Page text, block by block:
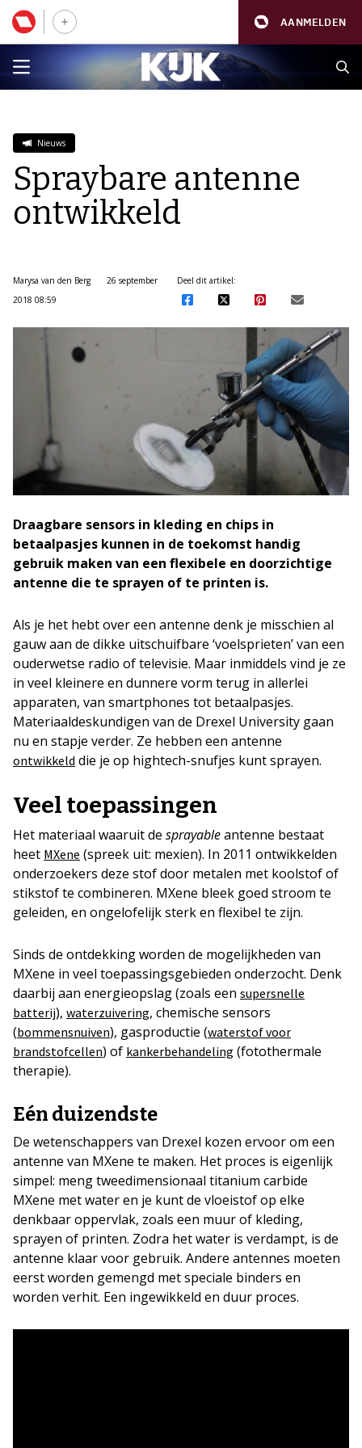
AANMELDEN
Nieuws
Spraybare antenne
ontwikkeld
Marysa van den Berg
26 september
2018 08:59
Deel dit artikel:
Draagbare sensors in kleding en chips in
betaalpasjes kunnen in de toekomst handig
gebruik maken van een flexibele en doorzichtige
antenne die te sprayen of te printen is.
Als je het hebt over een antenne denk je misschien al
gauw aan de dikke uitschuifbare ‘voelsprieten’ van een
ouderwetse radio of televisie. Maar inmiddels vind je ze
in veel kleinere en dunnere vorm terug in allerlei
apparaten, van smartphones tot betaalpasjes.
Materiaaldeskundigen van de Drexel University gaan
nu en stapje verder. Ze hebben een antenne
ontwikkeld die je op hightech-snufjes kunt sprayen.
Veel toepassingen
Het materiaal waaruit de sprayableantenne bestaat
heet MXene (spreek uit: mexien). In 2011 ontwikkelden
onderzoekers deze stof door metalen met koolstof of
stikstof te combineren. MXene bleek goed stroom te
geleiden, en ongelofelijk sterk en flexibel te zijn.
Sinds de ontdekking worden de mogelijkheden van
MXene in veel toepassingsgebieden onderzocht. Denk
daarbij aan energieopslag (zoals een supersnelle
batterij), waterzuivering, chemische sensors
(bommensnuiven), gasproductie (waterstof voor
brandstofcellen) of kankerbehandeling (fotothermale
therapie).
Eén duizendste
De wetenschappers van Drexel kozen ervoor om een
antenne van MXene te maken. Het proces is eigenlijk
simpel: meng tweedimensionaal titanium carbide
MXene met water en je kunt de vloeistof op elke
denkbaar oppervlak, zoals een muur of kleding,
sprayen of printen. Zodra het water is verdampt, is de
antenne klaar voor gebruik. Andere antennes moeten
eerst worden gemengd met speciale binders en
worden verhit. Een ingewikkeld en duur proces.